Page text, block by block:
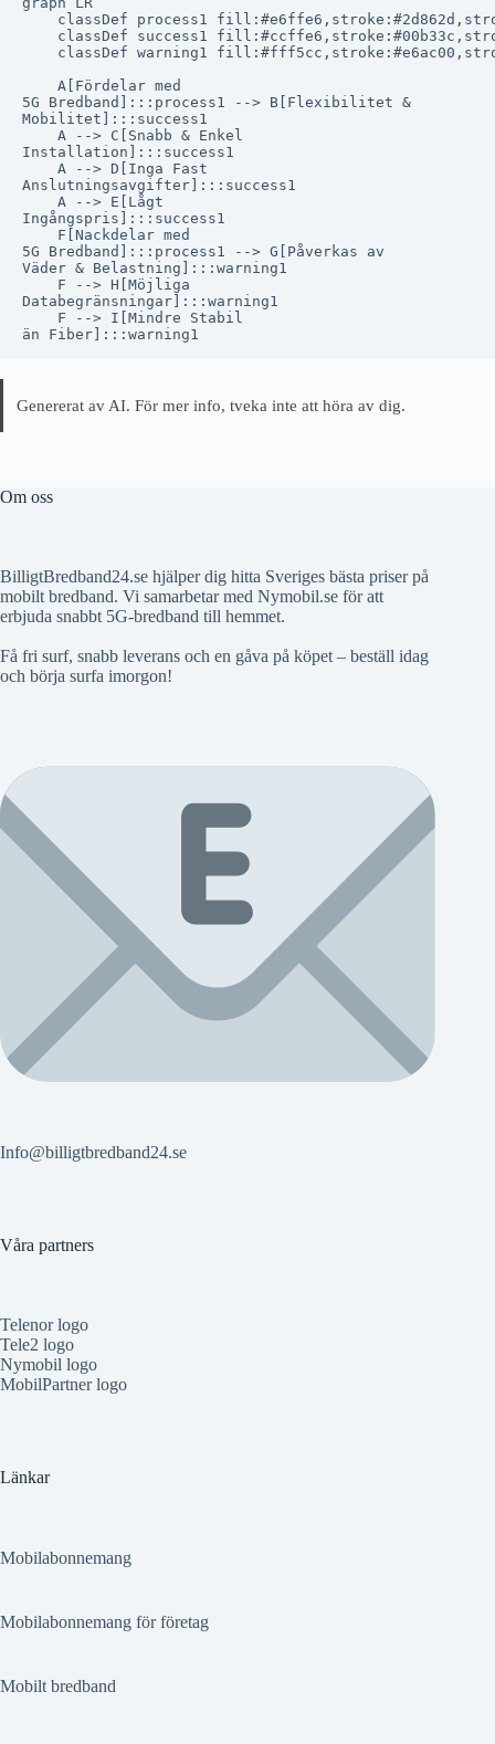
classDef process1
classDef success1
classDef warning1
    A[Fördelar med
5G Bredband]:::process1 --> B[Flexibilitet &
Mobilitet]:::success1
    A --> C[Snabb & Enkel
Installation]:::success1
    A --> D[Inga Fast
Anslutningsavgifter]:::success1
    A --> E[Lågt
Ingångspris]:::success1
    F[Nackdelar med
5G Bredband]:::process1 --> G[Påverkas av
Väder & Belastning]:::warning1
    F --> H[Möjliga
Databegränsningar]:::warning1
    F --> I[Mindre Stabil
Genererat av AI. För mer info, tveka inte att höra av dig.
Om oss
BilligtBredband24.se hjälper dig hitta Sveriges bästa priser på
mobilt bredband. Vi samarbetar med Nymobil.se för att
erbjuda snabbt 5G-bredband till hemmet.
Få fri surf, snabb leverans och en gåva på köpet – beställ idag
och börja surfa imorgon!
Info@billigtbredband24.se
Våra partners
Telenor logo
Tele2 logo
Nymobil logo
MobilPartner logo
Länkar
Mobilabonnemang
Mobilabonnemang för företag
Mobilt bredband